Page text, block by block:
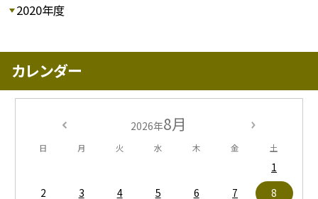
2020年度
カレンダー
2026年8月
日 月 火 水 木 金 土
1
2
3 4 5 6 7
8